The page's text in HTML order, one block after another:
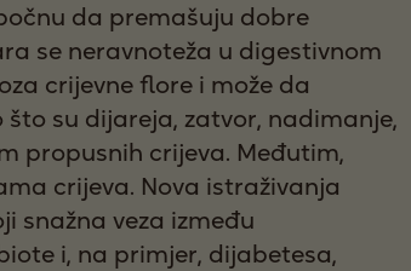
da premašuju dobre
se neravnoteža u digestivnom
crijevne flore i može da
su dijareja, zatvor, nadimanje,
propusnih crijeva. Međutim,
crijeva. Nova istraživanja
snažna veza između
i, na primjer, dijabetesa,